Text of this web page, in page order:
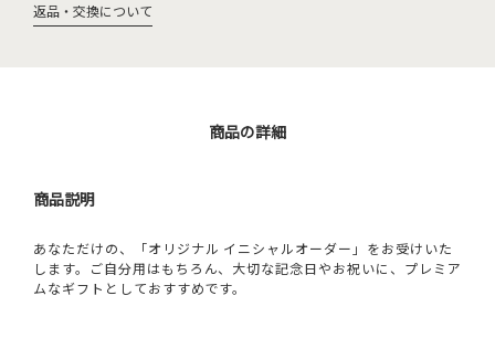
返品・交換について
商品の詳細
商品説明
あなただけの、「オリジナル イニシャルオーダー」をお受けいた
します。ご自分用はもちろん、大切な記念日やお祝いに、プレミア
ムなギフトとしておすすめです。